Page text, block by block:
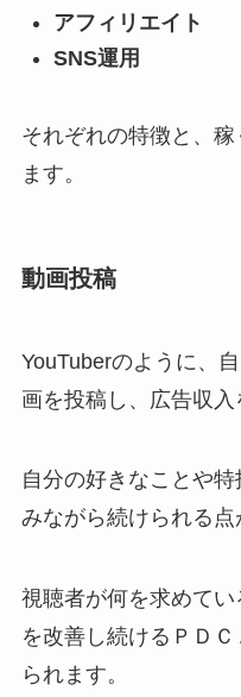
アフィリエイト
SNS運用
それぞれの特徴と、
ます。
動画投稿
YouTuberのように、
画を投稿し、広告収入
自分の好きなことや
みながら続けられる点
視聴者が何を求めて
を改善し続けるＰＤ
られます。